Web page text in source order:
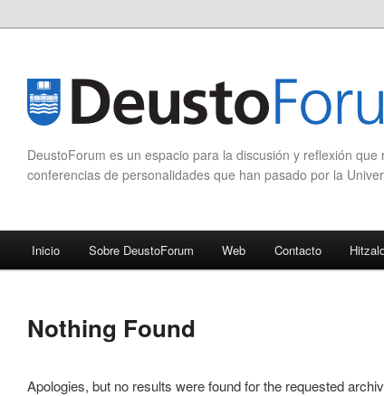
DeustoForum es un espacio para la discusión y reflexión que
conferencias de personalidades que han pasado por la
Skip to primary content
Skip to secondary content
Inicio Sobre DeustoForum Web Contacto
Nothing Found
Apologies, but no results were found for the requested